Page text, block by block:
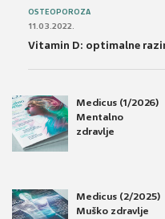
OSTEOPOROZA
11.03.2022.
Vitamin D: optimalne
Medicus (1/2026)
Mentalno
zdravlje
Medicus (2/2025)
Muško zdravlje